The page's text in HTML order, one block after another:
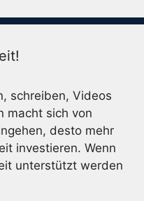
schreiben, Videos
macht sich von
desto mehr
investieren. Wenn
unterstützt werden